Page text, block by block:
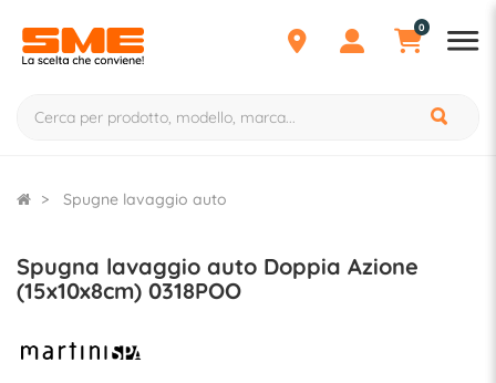
0
Spugne lavaggio auto
Spugna lavaggio auto Doppia Azione
(15x10x8cm) 0318POO